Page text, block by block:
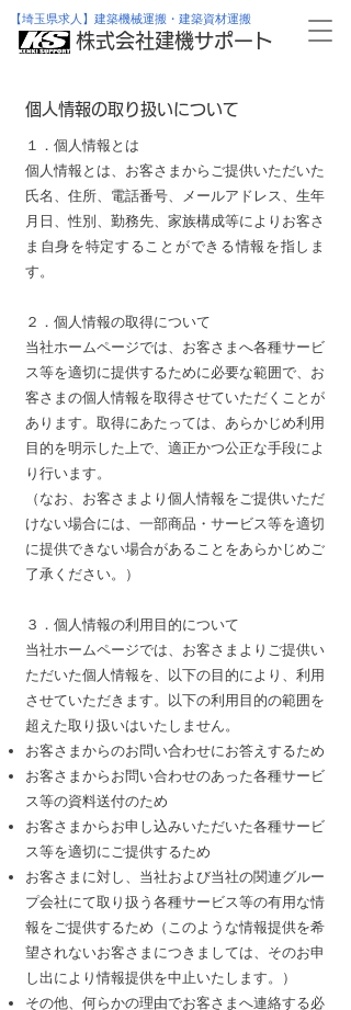
株式会社建機サポート
【埼玉県求人】建築機械運搬・建築資材運搬
個人情報の取り扱いについて
１．個人情報とは
個人情報とは、お客さまからご提供いただいた
氏名、住所、電話番号、メールアドレス、生年
月日、性別、勤務先、家族構成等によりお客さ
ま自身を特定することができる情報を指しま
す。
２．個人情報の取得について
当社ホームページでは、お客さまへ各種サービ
ス等を適切に提供するために必要な範囲で、お
客さまの個人情報を取得させていただくことが
あります。取得にあたっては、あらかじめ利用
目的を明示した上で、適正かつ公正な手段によ
り行います。
（なお、お客さまより個人情報をご提供いただ
けない場合には、一部商品・サービス等を適切
に提供できない場合があることをあらかじめご
了承ください。）
３．個人情報の利用目的について
当社ホームページでは、お客さまよりご提供い
ただいた個人情報を、以下の目的により、利用
させていただきます。以下の利用目的の範囲を
超えた取り扱いはいたしません。
お客さまからのお問い合わせにお答えするため
お客さまからお問い合わせのあった各種サービ
ス等の資料送付のため
お客さまからお申し込みいただいた各種サービ
ス等を適切にご提供するため
お客さまに対し、当社および当社の関連グルー
プ会社にて取り扱う各種サービス等の有用な情
報をご提供するため（このような情報提供を希
望されないお客さまにつきましては、そのお申
し出により情報提供を中止いたします。）
その他、何らかの理由でお客さまへ連絡する必